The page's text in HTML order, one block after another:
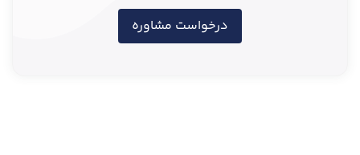
درخواست مشاوره